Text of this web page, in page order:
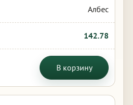
Албес
142.78
В корзину